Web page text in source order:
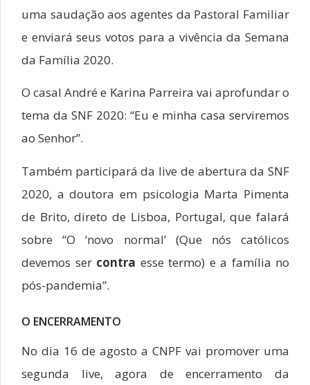
uma saudação aos agentes da Pastoral Familiar
e enviará seus votos para a vivência da Semana
da Família 2020.
O casal André e Karina Parreira vai aprofundar o
tema da SNF 2020: “Eu e minha casa serviremos
ao Senhor”.
Também participará da live de abertura da SNF
2020, a doutora em psicologia Marta Pimenta
de Brito, direto de Lisboa, Portugal, que falará
sobre “O ‘novo normal’ (Que nós católicos
devemos ser contra esse termo) e a família no
pós-pandemia”.
O ENCERRAMENTO
No dia 16 de agosto a CNPF vai promover uma
segunda live, agora de encerramento da